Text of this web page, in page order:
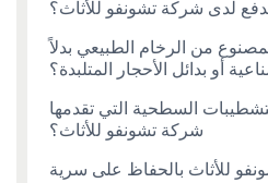
لدى شركة تشونفو للأثاث؟
من الرخام الطبيعي بدلاً
أو بدائل الأحجار المتلبدة؟
السطحية التي تقدمها
شركة تشونفو للأثاث؟
للأثاث بالحفاظ على سرية